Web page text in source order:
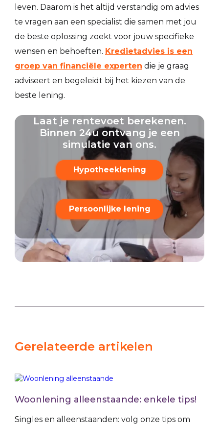
leven. Daarom is het altijd verstandig om advies
te vragen aan een specialist die samen met jou
de beste oplossing zoekt voor jouw specifieke
wensen en behoeften. Kredietadvies is een
groep van financiële experten die je graag
adviseert en begeleidt bij het kiezen van de
beste lening.
Laat je rentevoet berekenen.
Binnen 24u ontvang je een
simulatie van ons.
Hypotheeklening
Persoonlijke lening
Gerelateerde artikelen
Woonlening alleenstaande: enkele tips!
Singles en alleenstaanden: volg onze tips om